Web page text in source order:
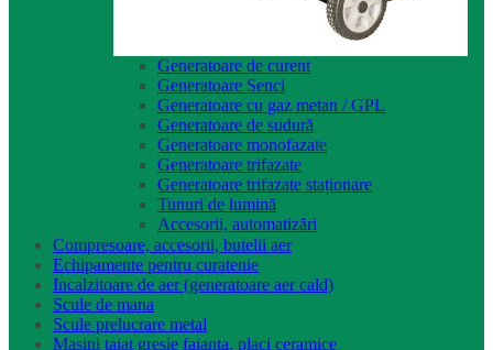
Generatoare de curent
Generatoare Senci
Generatoare cu gaz metan / GPL
Generatoare de sudură
Generatoare monofazate
Generatoare trifazate
Generatoare trifazate staționare
Tunuri de lumină
Accesorii, automatizări
Compresoare, accesorii, butelii aer
Echipamente pentru curatenie
Incalzitoare de aer (generatoare aer cald)
Scule de mana
Scule prelucrare metal
Masini taiat gresie faianta, placi ceramice